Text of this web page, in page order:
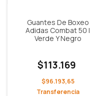
Guantes De Boxeo
Adidas Combat 50 |
Verde Y Negro
$113.169
$96.193,65